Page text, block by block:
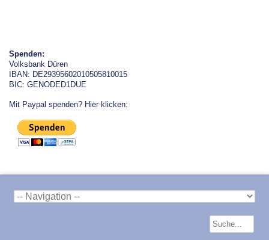
Spenden:
Volksbank Düren
IBAN: DE29395602010505810015
BIC: GENODED1DUE
Mit Paypal spenden? Hier klicken: